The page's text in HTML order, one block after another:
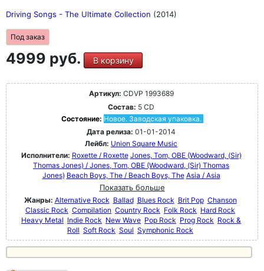
Driving Songs - The Ultimate Collection (2014)
Под заказ
4999 руб. В корзину
Артикул: CDVP 1993689
Состав: 5 CD
Состояние: Новое. Заводская упаковка.
Дата релиза: 01-01-2014
Лейбл: Union Square Music
Исполнители: Roxette / Roxette Jones, Tom, OBE (Woodward, (Sir)
Thomas Jones) / Jones, Tom, OBE (Woodward, (Sir) Thomas
Jones) Beach Boys, The / Beach Boys, The Asia / Asia
Показать больше
Жанры: Alternative Rock Ballad Blues Rock Brit Pop Chanson
Classic Rock Compilation Country Rock Folk Rock Hard Rock
Heavy Metal Indie Rock New Wave Pop Rock Prog Rock Rock &
Roll Soft Rock Soul Symphonic Rock